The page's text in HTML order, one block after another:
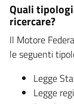
Quali
ricercare?
Il Motore
le seguenti
Legge
Legge